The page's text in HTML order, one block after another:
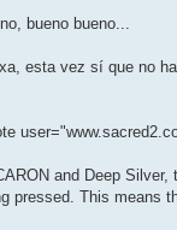
bueno bueno...
esta vez sí que no
and Deep
pressed. This means